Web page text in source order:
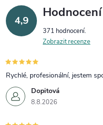
4,9
371 hodnocení
Zobrazit recenze
Dopitová
8.8.2026
Rychlé, profesionální, jestem